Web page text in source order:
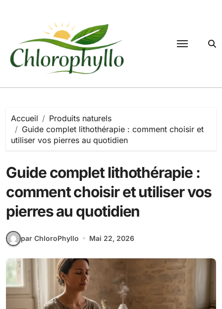
Accueil
Produits naturels
Guide complet lithothérapie : comment choisir et
utiliser vos pierres au quotidien
Guide complet lithothérapie :
comment choisir et utiliser vos
pierres au quotidien
par ChloroPhyllo Mai 22, 2026